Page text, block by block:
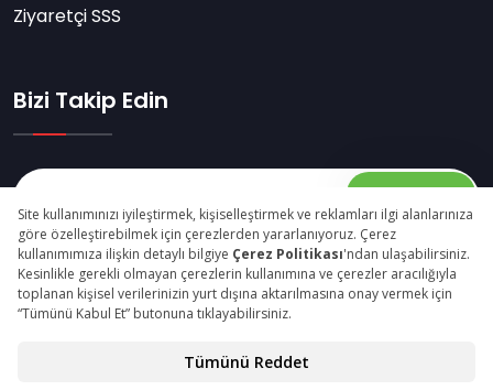
Ziyaretçi SSS
Bizi Takip Edin